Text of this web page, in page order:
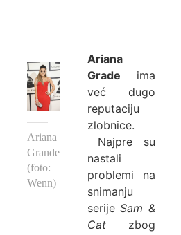
Ariana
Grande
(foto:
Wenn)
Ariana
Grade ima
već dugo
reputaciju
zlobnice.
Najpre su
nastali
problemi na
snimanju
serijeSam &
Catzbog